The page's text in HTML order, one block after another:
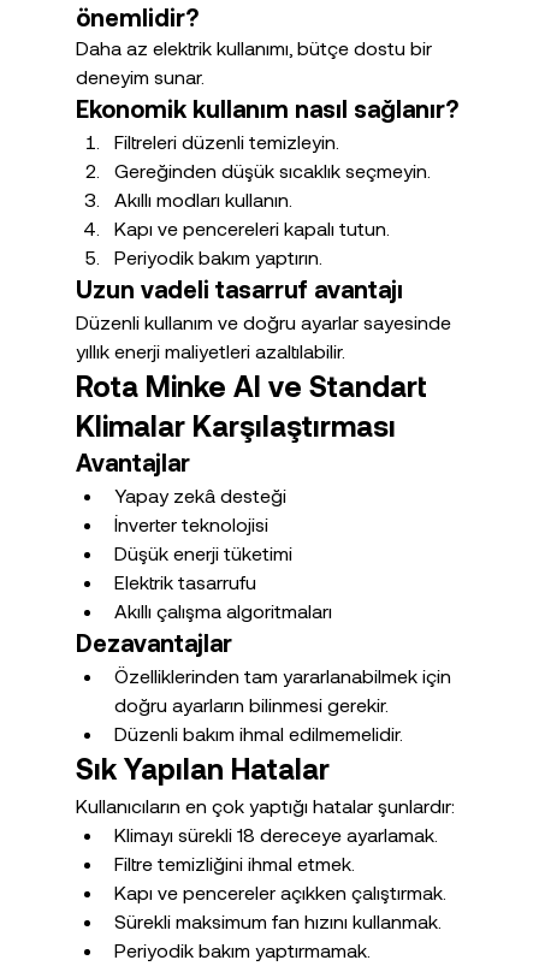
önemlidir?
Daha az elektrik kullanımı, bütçe dostu bir
deneyim sunar.
Ekonomik kullanım nasıl sağlanır?
Filtreleri düzenli temizleyin.
Gereğinden düşük sıcaklık seçmeyin.
Akıllı modları kullanın.
Kapı ve pencereleri kapalı tutun.
Periyodik bakım yaptırın.
Uzun vadeli tasarruf avantajı
Düzenli kullanım ve doğru ayarlar sayesinde
yıllık enerji maliyetleri azaltılabilir.
Rota Minke AI ve Standart
Klimalar Karşılaştırması
Avantajlar
Yapay zekâ desteği
İnverter teknolojisi
Düşük enerji tüketimi
Elektrik tasarrufu
Akıllı çalışma algoritmaları
Dezavantajlar
Özelliklerinden tam yararlanabilmek için
doğru ayarların bilinmesi gerekir.
Düzenli bakım ihmal edilmemelidir.
Sık Yapılan Hatalar
Kullanıcıların en çok yaptığı hatalar şunlardır:
Klimayı sürekli 18 dereceye ayarlamak.
Filtre temizliğini ihmal etmek.
Kapı ve pencereler açıkken çalıştırmak.
Sürekli maksimum fan hızını kullanmak.
Periyodik bakım yaptırmamak.